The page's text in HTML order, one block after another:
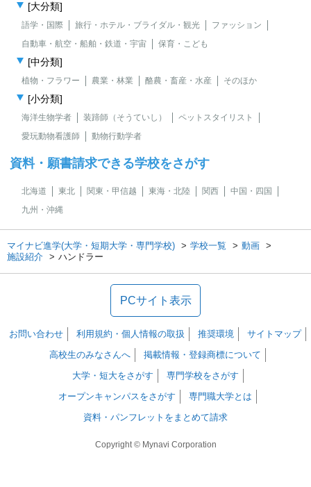
[大分類]
語学・国際 旅行・ホテル・ブライダル・観光
ファッション
自動車・航空・船舶・鉄道・宇宙
保育・こども
[中分類]
植物・フラワー 農業・林業 酪農・畜産・水産 そのほか
[小分類]
海洋生物学者 装蹄師（そうていし）
ペットスタイリスト
愛玩動物看護師
動物行動学者
資料・願書請求できる学校をさがす
北海道 東北 関東・甲信越 東海・北陸 関西
中国・四国
九州・沖縄
マイナビ進学(大学・短期大学・専門学校) 学校一覧
動画
施設紹介
ハンドラー
PCサイト表示
お問い合わせ 利用規約・個人情報の取扱 推奨環境
サイトマップ
高校生のみなさんへ
掲載情報・登録商標について
大学・短大をさがす
専門学校をさがす
オープンキャンパスをさがす
専門職大学とは
資料・パンフレットをまとめて請求
Copyright © Mynavi Corporation